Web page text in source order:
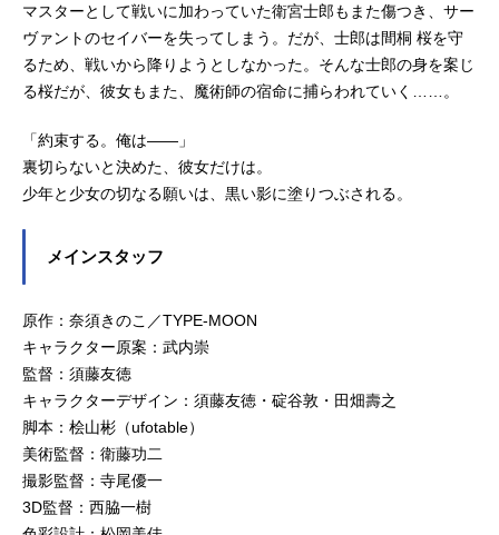
マスターとして戦いに加わっていた衛宮士郎もまた傷つき、サー
ヴァントのセイバーを失ってしまう。だが、士郎は間桐 桜を守
るため、戦いから降りようとしなかった。そんな士郎の身を案じ
る桜だが、彼女もまた、魔術師の宿命に捕らわれていく……。
「約束する。俺は――」
裏切らないと決めた、彼女だけは。
少年と少女の切なる願いは、黒い影に塗りつぶされる。
メインスタッフ
原作：奈須きのこ／TYPE-MOON
キャラクター原案：武内崇
監督：須藤友徳
キャラクターデザイン：須藤友徳・碇谷敦・田畑壽之
脚本：桧山彬（ufotable）
美術監督：衛藤功二
撮影監督：寺尾優一
3D監督：西脇一樹